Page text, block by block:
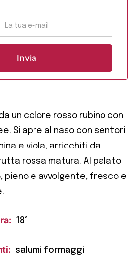
un colore rosso rubino con
Si apre al naso con sentori
e viola, arricchiti da
rossa matura. Al palato
pieno e avvolgente, fresco e
18°
salumi formaggi